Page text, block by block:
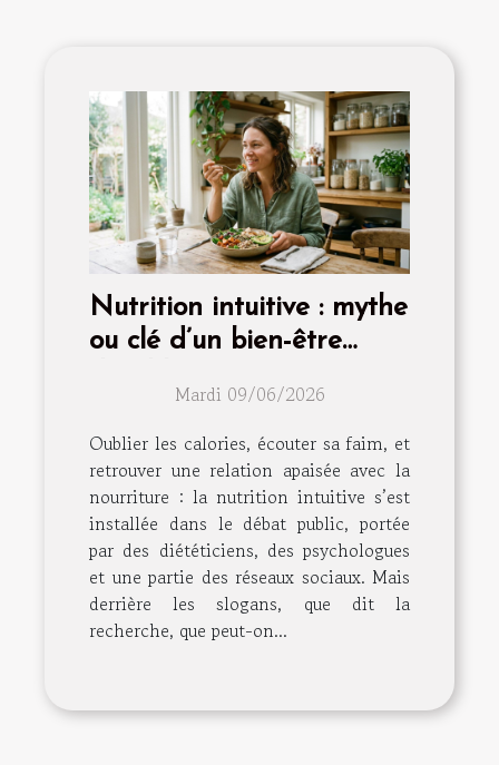
Nutrition intuitive : mythe
ou clé d’un bien-être
Mardi 09/06/2026
Oublier les calories, écouter sa faim, et
retrouver une relation apaisée avec la
nourriture : la nutrition intuitive s’est
installée dans le débat public, portée
par des diététiciens, des psychologues
et une partie des réseaux sociaux. Mais
derrière les slogans, que dit la
recherche, que peut-on...